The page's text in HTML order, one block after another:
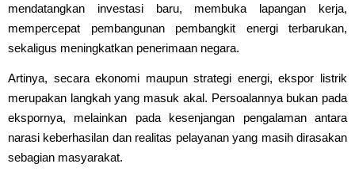
mendatangkan investasi baru, membuka lapangan kerja,
mempercepat pembangunan pembangkit energi terbarukan,
sekaligus meningkatkan penerimaan negara.
Artinya, secara ekonomi maupun strategi energi, ekspor listrik
merupakan langkah yang masuk akal. Persoalannya bukan pada
ekspornya, melainkan pada kesenjangan pengalaman antara
narasi keberhasilan dan realitas pelayanan yang masih dirasakan
sebagian masyarakat.